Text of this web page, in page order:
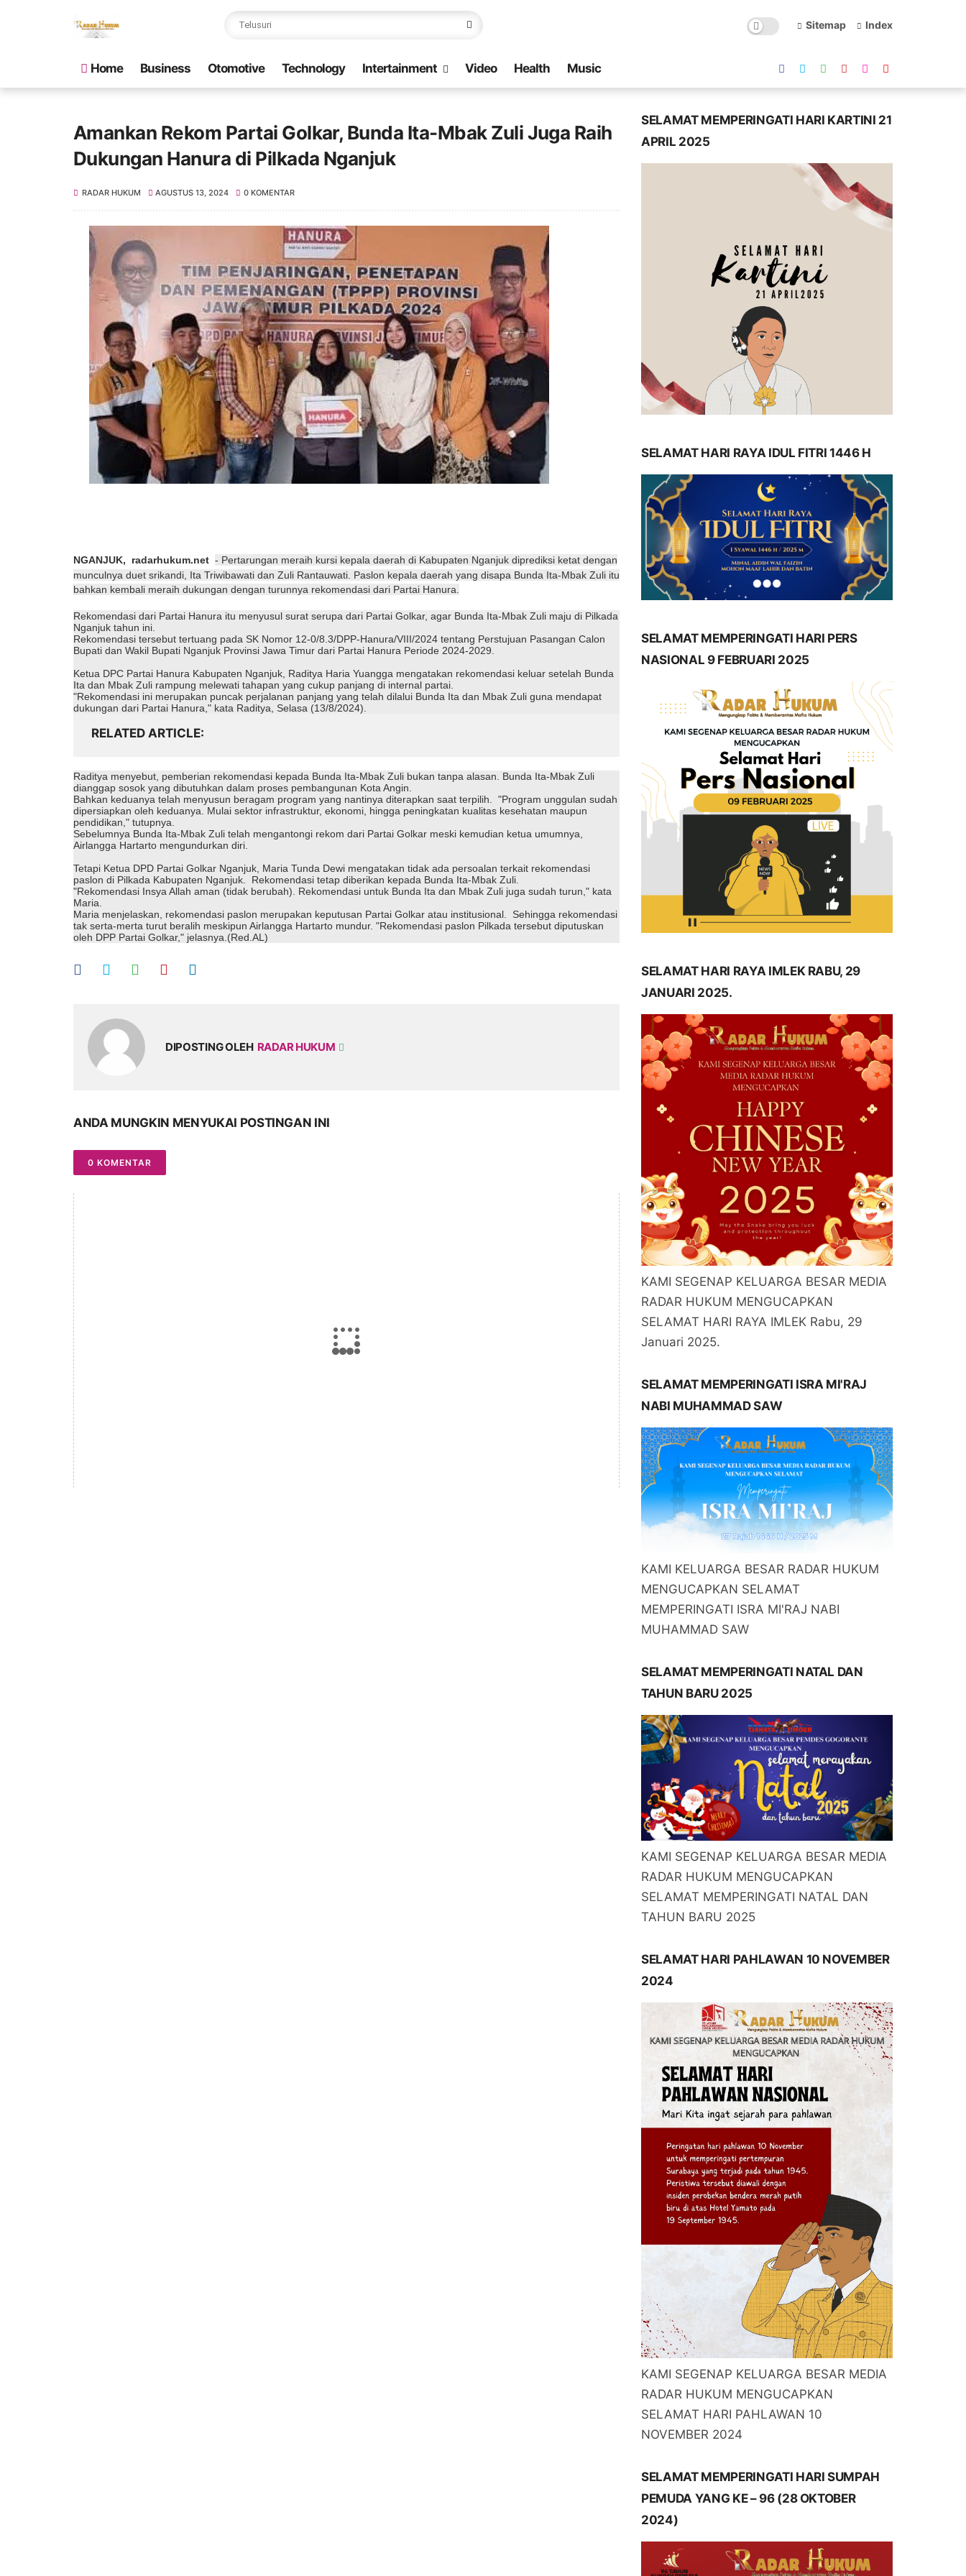
Sitemap Index
Home Business Otomotive Technology Intertainment Video Health Music
Amankan Rekom Partai Golkar, Bunda Ita-Mbak Zuli Juga Raih
Dukungan Hanura di Pilkada Nganjuk
RADAR HUKUM AGUSTUS 13, 2024 0 KOMENTAR
NGANJUK, radarhukum.net - Pertarungan meraih kursi kepala daerah di Kabupaten Nganjuk diprediksi ketat dengan
munculnya duet srikandi, Ita Triwibawati dan Zuli Rantauwati. Paslon kepala daerah yang disapa Bunda Ita-Mbak Zuli itu
bahkan kembali meraih dukungan dengan turunnya rekomendasi dari Partai Hanura.
Rekomendasi dari Partai Hanura itu menyusul surat serupa dari Partai Golkar, agar Bunda Ita-Mbak Zuli maju di Pilkada
Nganjuk tahun ini.
Rekomendasi tersebut tertuang pada SK Nomor 12-0/8.3/DPP-Hanura/VIII/2024 tentang Perstujuan Pasangan Calon
Bupati dan Wakil Bupati Nganjuk Provinsi Jawa Timur dari Partai Hanura Periode 2024-2029.
Ketua DPC Partai Hanura Kabupaten Nganjuk, Raditya Haria Yuangga mengatakan rekomendasi keluar setelah Bunda
Ita dan Mbak Zuli rampung melewati tahapan yang cukup panjang di internal partai.
"Rekomendasi ini merupakan puncak perjalanan panjang yang telah dilalui Bunda Ita dan Mbak Zuli guna mendapat
dukungan dari Partai Hanura," kata Raditya, Selasa (13/8/2024).
RELATED ARTICLE
Raditya menyebut, pemberian rekomendasi kepada Bunda Ita-Mbak Zuli bukan tanpa alasan. Bunda Ita-Mbak Zuli
dianggap sosok yang dibutuhkan dalam proses pembangunan Kota Angin.
Bahkan keduanya telah menyusun beragam program yang nantinya diterapkan saat terpilih. "Program unggulan sudah
dipersiapkan oleh keduanya. Mulai sektor infrastruktur, ekonomi, hingga peningkatan kualitas kesehatan maupun
pendidikan," tutupnya.
Sebelumnya Bunda Ita-Mbak Zuli telah mengantongi rekom dari Partai Golkar meski kemudian ketua umumnya,
Airlangga Hartarto mengundurkan diri.
Tetapi Ketua DPD Partai Golkar Nganjuk, Maria Tunda Dewi mengatakan tidak ada persoalan terkait rekomendasi
paslon di Pilkada Kabupaten Nganjuk. Rekomendasi tetap diberikan kepada Bunda Ita-Mbak Zuli.
"Rekomendasi Insya Allah aman (tidak berubah). Rekomendasi untuk Bunda Ita dan Mbak Zuli juga sudah turun," kata
Maria.
Maria menjelaskan, rekomendasi paslon merupakan keputusan Partai Golkar atau institusional. Sehingga rekomendasi
tak serta-merta turut beralih meskipun Airlangga Hartarto mundur. "Rekomendasi paslon Pilkada tersebut diputuskan
oleh DPP Partai Golkar," jelasnya.(Red.AL)
DIPOSTING OLEH RADAR HUKUM
ANDA MUNGKIN MENYUKAI POSTINGAN INI
0 KOMENTAR
SELAMAT MEMPERINGATI HARI KARTINI 21
APRIL 2025
SELAMAT HARI RAYA IDUL FITRI 1446 H
SELAMAT MEMPERINGATI HARI PERS
NASIONAL 9 FEBRUARI 2025
SELAMAT HARI RAYA IMLEK RABU, 29
JANUARI 2025.
KAMI SEGENAP KELUARGA BESAR MEDIA
RADAR HUKUM MENGUCAPKAN
SELAMAT HARI RAYA IMLEK Rabu, 29
Januari 2025.
SELAMAT MEMPERINGATI ISRA MI'RAJ
NABI MUHAMMAD SAW
KAMI KELUARGA BESAR RADAR HUKUM
MENGUCAPKAN SELAMAT
MEMPERINGATI ISRA MI'RAJ NABI
MUHAMMAD SAW
SELAMAT MEMPERINGATI NATAL DAN
TAHUN BARU 2025
KAMI SEGENAP KELUARGA BESAR MEDIA
RADAR HUKUM MENGUCAPKAN
SELAMAT MEMPERINGATI NATAL DAN
TAHUN BARU 2025
SELAMAT HARI PAHLAWAN 10 NOVEMBER
2024
KAMI SEGENAP KELUARGA BESAR MEDIA
RADAR HUKUM MENGUCAPKAN
SELAMAT HARI PAHLAWAN 10
NOVEMBER 2024
SELAMAT MEMPERINGATI HARI SUMPAH
PEMUDA YANG KE – 96 (28 OKTOBER
2024)